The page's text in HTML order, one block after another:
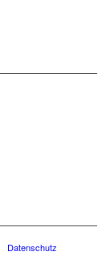
Datenschutz